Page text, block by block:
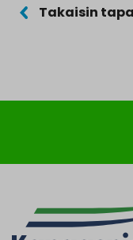
Takaisin